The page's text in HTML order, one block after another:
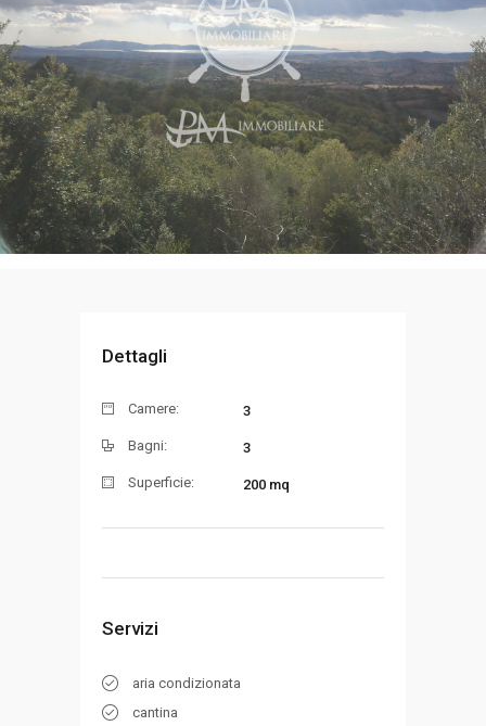
Dettagli
Camere: 3
Bagni: 3
Superficie: 200 mq
Servizi
aria condizionata
cantina